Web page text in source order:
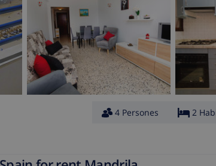
4 Persones 2